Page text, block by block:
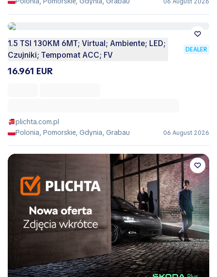
06 August 2026
1.5 TSI 130KM 6MT; Virtual; Ambiente; LED;
Czujniki; Tempomat ACC; FV
DEALER
16.961 EUR
plichta.com.pl
Polonia, Pomorskie, Gdynia, Grabau
06 August 2026